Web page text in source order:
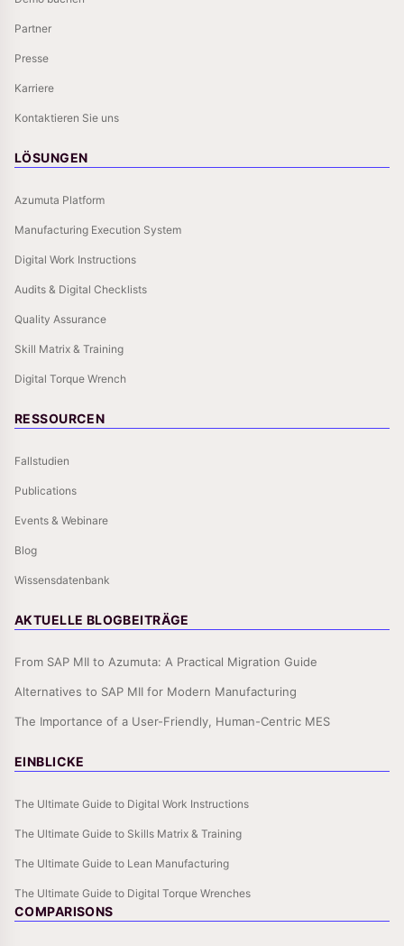
Partner
Presse
Karriere
Kontaktieren Sie uns
LÖSUNGEN
Azumuta Platform
Manufacturing Execution System
Digital Work Instructions
Audits & Digital Checklists
Quality Assurance
Skill Matrix & Training
Digital Torque Wrench
RESSOURCEN
Fallstudien
Publications
Events & Webinare
Blog
Wissensdatenbank
AKTUELLE BLOGBEITRÄGE
From SAP MII to Azumuta: A Practical Migration Guide
Alternatives to SAP MII for Modern Manufacturing
The Importance of a User-Friendly, Human-Centric MES
EINBLICKE
The Ultimate Guide to Digital Work Instructions
The Ultimate Guide to Skills Matrix & Training
The Ultimate Guide to Lean Manufacturing
The Ultimate Guide to Digital Torque Wrenches
COMPARISONS